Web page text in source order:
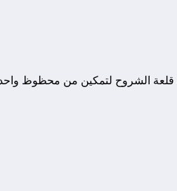
الشروح لتمكين من محظوظ واحد